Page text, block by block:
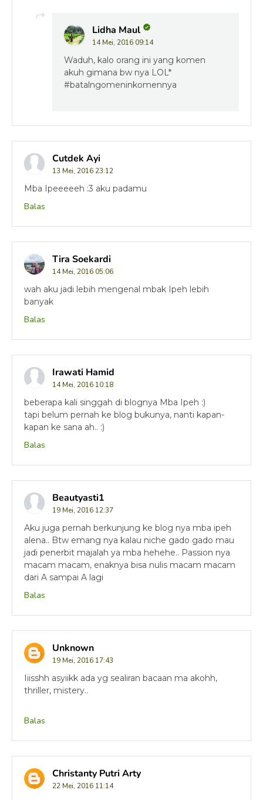
Lidha Maul
14 Mei, 2016 09:14
Waduh, kalo orang ini yang komen
akuh gimana bw nya LOL*
#batalngomeninkomennya
Cutdek Ayi
13 Mei, 2016 23:12
Mba Ipeeeeeh :3 aku padamu
Balas
Tira Soekardi
14 Mei, 2016 05:06
wah aku jadi lebih mengenal mbak Ipeh lebih
banyak
Balas
Irawati Hamid
14 Mei, 2016 10:18
beberapa kali singgah di blognya Mba Ipeh :)
tapi belum pernah ke blog bukunya, nanti kapan-
kapan ke sana ah.. :)
Balas
Beautyasti1
19 Mei, 2016 12:37
Aku juga pernah berkunjung ke blog nya mba ipeh
alena.. Btw emang nya kalau niche gado gado mau
jadi penerbit majalah ya mba hehehe.. Passion nya
macam macam, enaknya bisa nulis macam macam
dari A sampai A lagi
Balas
Unknown
19 Mei, 2016 17:43
Iiisshh asyiikk ada yg sealiran bacaan ma akohh,
thriller, mistery..
Balas
Christanty Putri Arty
22 Mei, 2016 11:14